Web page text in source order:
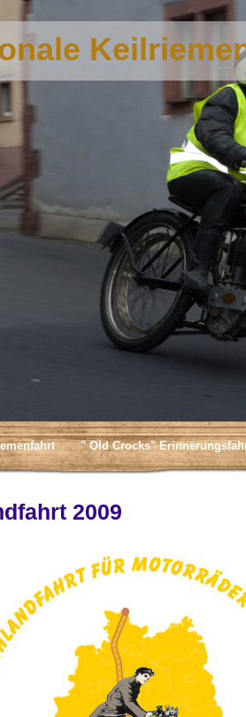
" Old Crocks"
2009